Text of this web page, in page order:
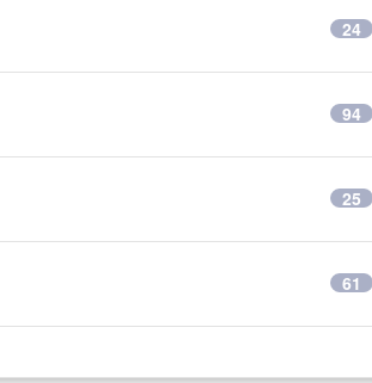
24
94
25
61